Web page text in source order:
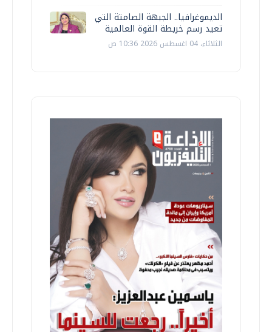
الديموغرافيا.. الجبهة الصامتة التي
تعيد رسم خريطة القوة العالمية
الثلاثاء، 04 اغسطس 2026 10:36 ص